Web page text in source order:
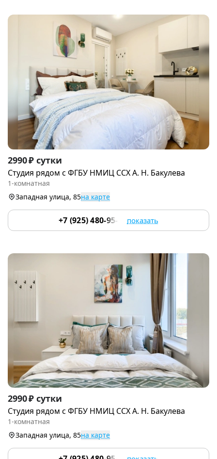
Item
1
of
9
2990 ₽ сутки
Студия рядом c ФГБУ НМИЦ CСХ А. H. Бакулевa
1-комнатная
Западная улица, 85на карте
+7 (925) 480-95-17 показать
Item
1
of
2990 ₽ сутки
Студия рядом c ФГБУ НМИЦ CСХ А. H. Бакулевa
1-комнатная
Западная улица, 85на карте